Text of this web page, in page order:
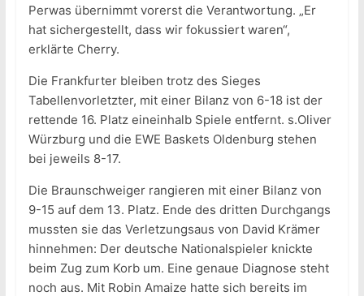
Perwas übernimmt vorerst die Verantwortung. „Er
hat sichergestellt, dass wir fokussiert waren“,
erklärte Cherry.
Die Frankfurter bleiben trotz des Sieges
Tabellenvorletzter, mit einer Bilanz von 6-18 ist der
rettende 16. Platz eineinhalb Spiele entfernt. s.Oliver
Würzburg und die EWE Baskets Oldenburg stehen
bei jeweils 8-17.
Die Braunschweiger rangieren mit einer Bilanz von
9-15 auf dem 13. Platz. Ende des dritten Durchgangs
mussten sie das Verletzungsaus von David Krämer
hinnehmen: Der deutsche Nationalspieler knickte
beim Zug zum Korb um. Eine genaue Diagnose steht
noch aus. Mit Robin Amaize hatte sich bereits im